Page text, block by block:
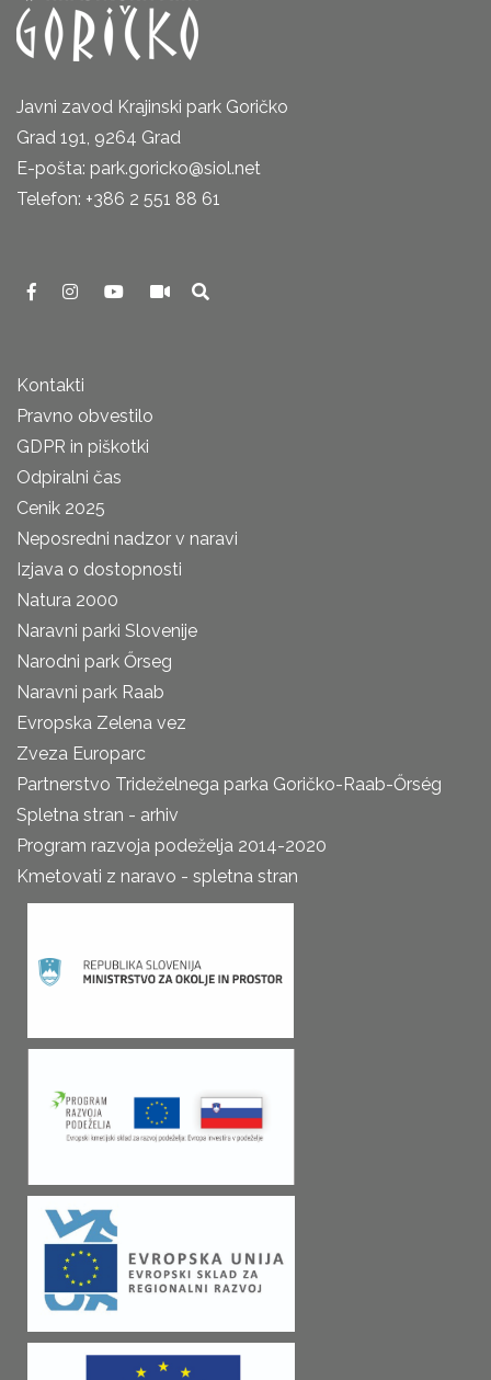
Javni zavod Krajinski park Goričko
Grad 191, 9264 Grad
E-pošta: park.goricko@siol.net
Telefon: +386 2 551 88 61
Kontakti
Pravno obvestilo
GDPR in piškotki
Odpiralni čas
Cenik 2025
Neposredni nadzor v naravi
Izjava o dostopnosti
Natura 2000
Naravni parki Slovenije
Narodni park Őrseg
Naravni park Raab
Evropska Zelena vez
Zveza Europarc
Partnerstvo Trideželnega parka Goričko-Raab-Őrség
Spletna stran - arhiv
Program razvoja podeželja 2014-2020
Kmetovati z naravo - spletna stran